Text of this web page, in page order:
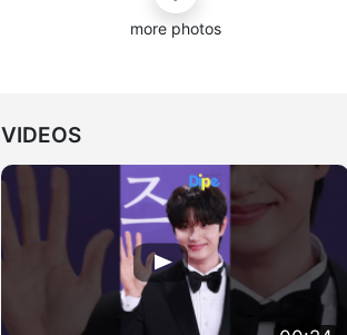
more photos
VIDEOS